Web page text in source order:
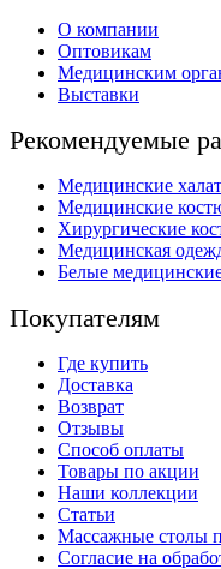
О компании
Оптовикам
Медицинским
Выставки
Рекомендуемые
Медицинские
Медицинские
Хирургические
Медицинская
Белые
Покупателям
Где купить
Доставка
Возврат
Отзывы
Способ оплаты
Товары по акции
Наши коллекции
Статьи
Массажные столы
Согласие на